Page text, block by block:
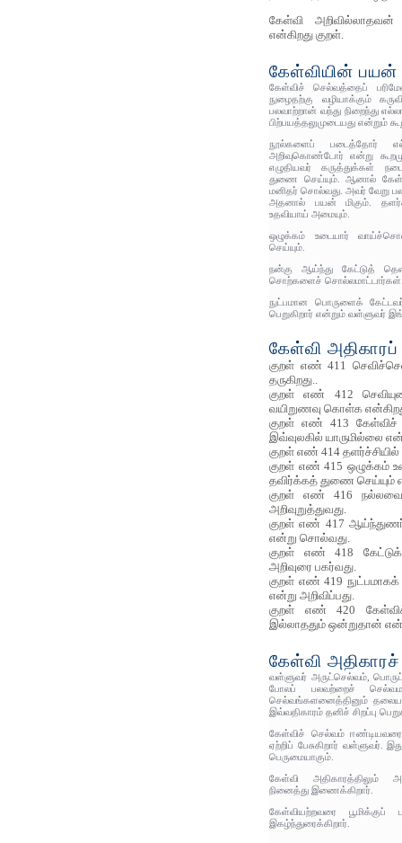
கேள்வி அறிவில்லாதவன்
என்கிறது குறள்.
கேள்வியின் பயன்
கேள்விச் செல்வத்தைப்
நுழைதற்கு வழியாக்கும்
பலவாற்றான் வந்து நிறைந்து
பிற்பயத்தலுமுடையது என்றும்
நூல்களைப் படைத்தோர்
அறிவுகொண்டோர் என்று
எழுதியவர் கருத்துக்கள்
துணை செய்யும். ஆனால்
மனிதர் சொல்வது. அவர் வேறு
அதனால் பயன் மிகும்.
உதவியாய் அமையும்.
ஒழுக்கம் உடையார்
செய்யும்.
நன்கு ஆய்ந்து கேட்டுத்
சொற்களைச்
நுட்பமான பொருளைக்
பெறுகிறார் என்றும் வள்ளுவர்
கேள்வி
குறள் எண் 411
தருகிறது..
குறள் எண் 412
வயிறுணவு கொள்க
குறள் எண் 413 கேள்விச்
இவ்வுலகில் யாருமில்லை
குறள் எண் 414 தளர்ச்சியில்
குறள் எண் 415 ஒழுக்கம்
தவிர்க்கத் துணை செய்யும்
குறள் எண் 416
அறிவுறுத்துவது.
குறள் எண் 417
என்று சொல்வது.
குறள் எண் 418
அறிவுரை பகர்வது.
குறள் எண் 419
என்று அறிவிப்பது.
குறள் எண் 420
இல்லாததும் ஒன்றுதான்
கேள்வி அதிகாரச்
வள்ளுவர் அருட்செல்வம்,
போலப் பலவற்றைச்
செல்வங்களனைத்தினும்
இவ்வதிகாரம் தனிச் சிறப்பு
கேள்விச் செல்வம்
ஏற்றிப் பேசுகிறார் வள்ளுவர்.
பெருமையாகும்.
கேள்வி அதிகாரத்திலும்
நினைத்து இணைக்கிறார்.
கேள்வியற்றவரை
இகழ்ந்துரைக்கிறார்.